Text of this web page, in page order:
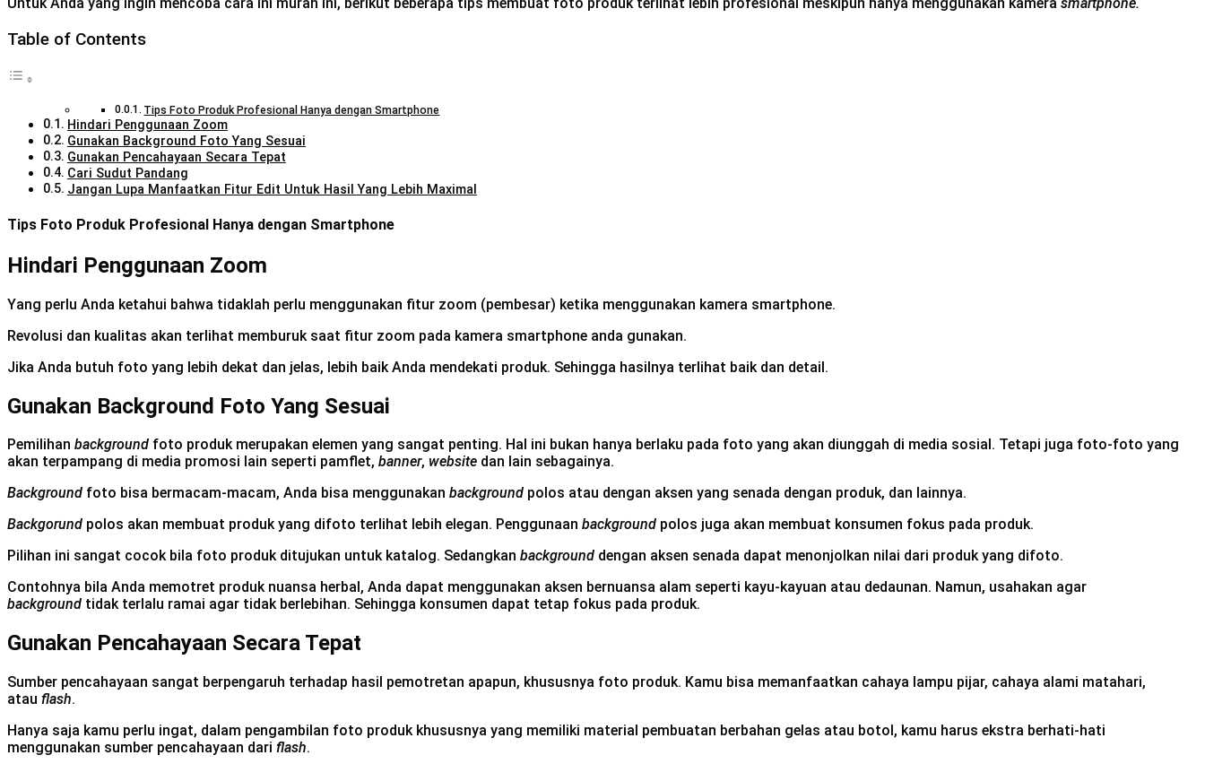
Table of Contents
Tips Foto Produk Profesional Hanya dengan Smartphone
Hindari Penggunaan Zoom
Gunakan Background Foto Yang Sesuai
Gunakan Pencahayaan Secara Tepat
Cari Sudut Pandang
Jangan Lupa Manfaatkan Fitur Edit Untuk Hasil Yang Lebih Maximal
Tips Foto Produk Profesional Hanya dengan Smartphone
Hindari Penggunaan Zoom
Yang perlu Anda ketahui bahwa tidaklah perlu menggunakan fitur zoom (pembesar) ketika menggunakan kamera smartphone.
Revolusi dan kualitas akan terlihat memburuk saat fitur zoom pada kamera smartphone anda gunakan.
Jika Anda butuh foto yang lebih dekat dan jelas, lebih baik Anda mendekati produk. Sehingga hasilnya terlihat baik dan detail.
Gunakan Background Foto Yang Sesuai
Pemilihan background foto produk merupakan elemen yang sangat penting. Hal ini bukan hanya berlaku pada foto yang akan di­unggah di media sosial. Tetapi juga foto-foto yang
akan terpampang di media promosi lain seperti pamflet, banner, website dan lain sebagainya.
Background foto bisa bermacam-macam, Anda bisa menggunakan background polos atau dengan aksen yang senada dengan produk, dan lainnya.
Backgorund polos akan membuat produk yang difoto terlihat lebih elegan. Penggunaan background polos juga akan membuat konsumen fokus pada produk.
Pilihan ini sangat cocok bila foto produk ditujukan untuk katalog. Sedangkan background dengan aksen senada dapat menonjolkan nilai dari produk yang difoto.
Contohnya bila Anda memotret produk nuansa herbal, Anda dapat menggunakan aksen bernuansa alam seperti kayu-kayuan atau dedaunan. Namun, usahakan agar
background tidak terlalu ramai agar tidak berlebihan. Sehingga konsumen dapat tetap fokus pada produk.
Gunakan Pencahayaan Secara Tepat
Sumber pencahayaan sangat berpengaruh terhadap hasil pemotretan apapun, khususnya foto produk. Kamu bisa memanfaatkan cahaya lampu pijar, cahaya alami matahari,
atau flash.
Hanya saja kamu perlu ingat, dalam pengambilan foto produk khususnya yang memiliki material pembuatan berbahan gelas atau botol, kamu harus ekstra berhati-hati
menggunakan sumber pencahayaan dari flash.